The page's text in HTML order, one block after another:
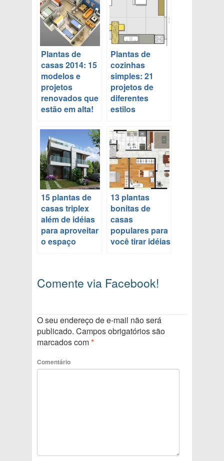
Plantas de
casas 2014: 15
modelos e
projetos
renovados que
estão em alta!
Plantas de
cozinhas
simples: 21
projetos de
diferentes
estilos
15 plantas de
casas triplex
além de idéias
para aproveitar
o espaço
13 plantas
bonitas de
casas
populares para
você tirar idéias
Comente via Facebook!
O seu endereço de e-mail não será
publicado. Campos obrigatórios são
marcados com*
Comentário